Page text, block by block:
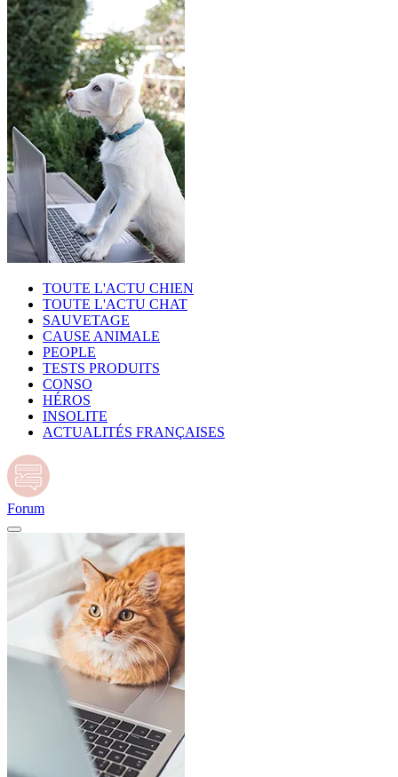
TOUTE L'ACTU CHIEN
TOUTE L'ACTU CHAT
SAUVETAGE
CAUSE ANIMALE
PEOPLE
TESTS PRODUITS
CONSO
HÉROS
INSOLITE
ACTUALITÉS FRANÇAISES
Forum